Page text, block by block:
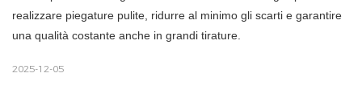
realizzare piegature pulite, ridurre al minimo gli scarti e garantire
una qualità costante anche in grandi tirature.
2025-12-05